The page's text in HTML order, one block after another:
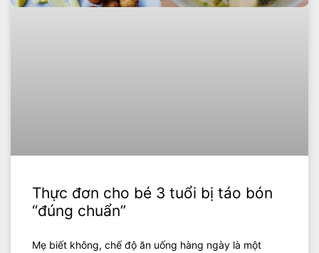
Thực đơn cho bé 3 tuổi bị táo bón
“đúng chuẩn”
Mẹ biết không, chế độ ăn uống hàng ngày là một